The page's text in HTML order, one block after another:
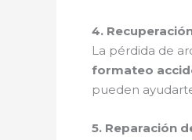
4.
La pérdida de
formateo
pueden
5. Reparación